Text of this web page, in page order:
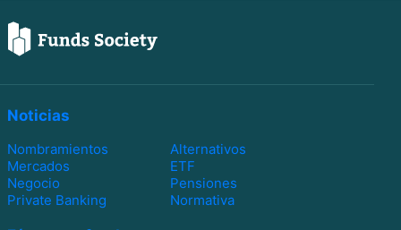
Noticias
Nombramientos
Alternativos
Mercados
ETF
Negocio
Pensiones
Private Banking
Normativa